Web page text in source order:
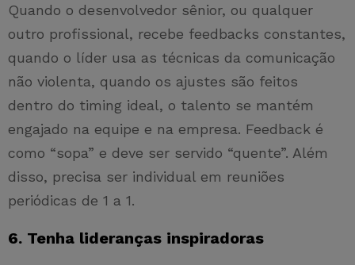
Quando o desenvolvedor sênior, ou qualquer
outro profissional, recebe feedbacks constantes,
quando o líder usa as técnicas da comunicação
não violenta, quando os ajustes são feitos
dentro do timing ideal, o talento se mantém
engajado na equipe e na empresa. Feedback é
como “sopa” e deve ser servido “quente”. Além
disso, precisa ser individual em reuniões
periódicas de 1 a 1.
6. Tenha lideranças inspiradoras